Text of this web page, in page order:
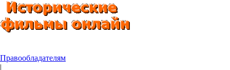
Правообладателям
|